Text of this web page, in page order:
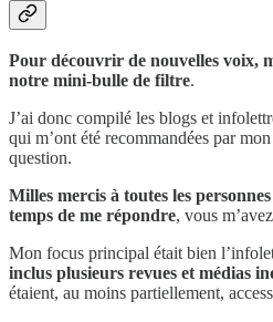
Pour découvrir de nouvelles voix,
notre mini-bulle de filtre.
J’ai donc compilé les blogs et
qui m’ont été recommandées par
question.
Milles mercis à toutes les
temps de me répondre, vous
Mon focus principal était bien
inclus plusieurs revues et médias
étaient, au moins partiellement,